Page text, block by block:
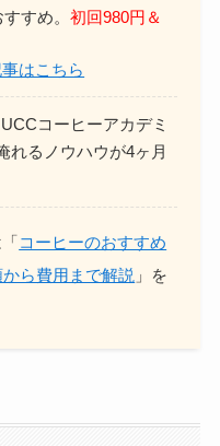
すすめ。初回980円＆
はこちら
UCCコーヒーアカデミ
れるノウハウが4ヶ月
コーヒーのおすすめ
ら費用まで解説 」を